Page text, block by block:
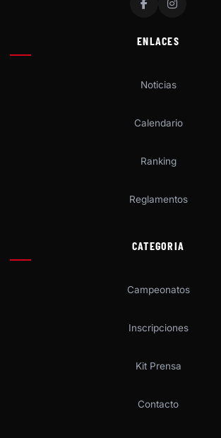
ENLACES
Noticias
Calendario
Ranking
Reglamentos
CATEGORIA
Campeonatos
Inscripciones
Kit Prensa
Contacto